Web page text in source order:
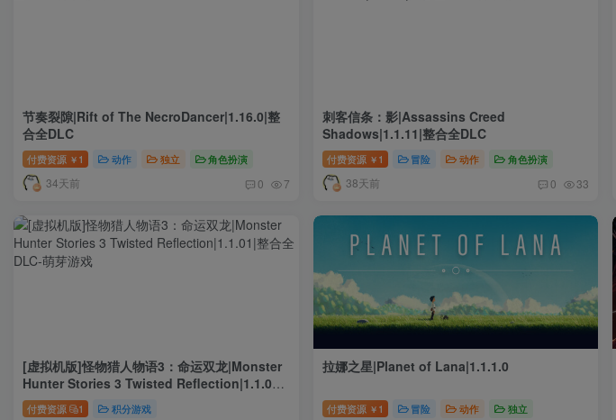
节奏裂隙|Rift of The NecroDancer|1.16.0|整
合全DLC
付费资源 ￥ 1 动作 独立 角色扮演
34天前 0 7
刺客信条：影|Assassins Creed
Shadows|1.1.11|整合全DLC
付费资源 ￥ 1 冒险 动作 角色扮演
38天前 0 33
[虚拟机版]怪物猎人物语3：命运双龙|Monster
Hunter Stories 3 Twisted Reflection|1.1.01|
整合全DLC
付费资源 1 积分游戏
拉娜之星|Planet of Lana|1.1.1.0
付费资源 ￥ 1 冒险 动作 独立